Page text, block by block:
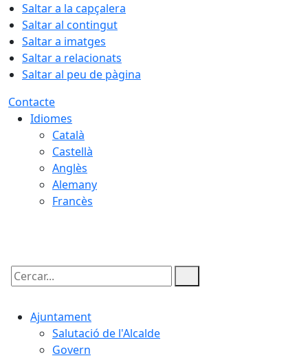
Saltar a la capçalera
Saltar al contingut
Saltar a imatges
Saltar a relacionats
Saltar al peu de pàgina
Contacte
Idiomes
Català
Castellà
Anglès
Alemany
Francès
Cercar:
Ajuntament
Salutació de l'Alcalde
Govern